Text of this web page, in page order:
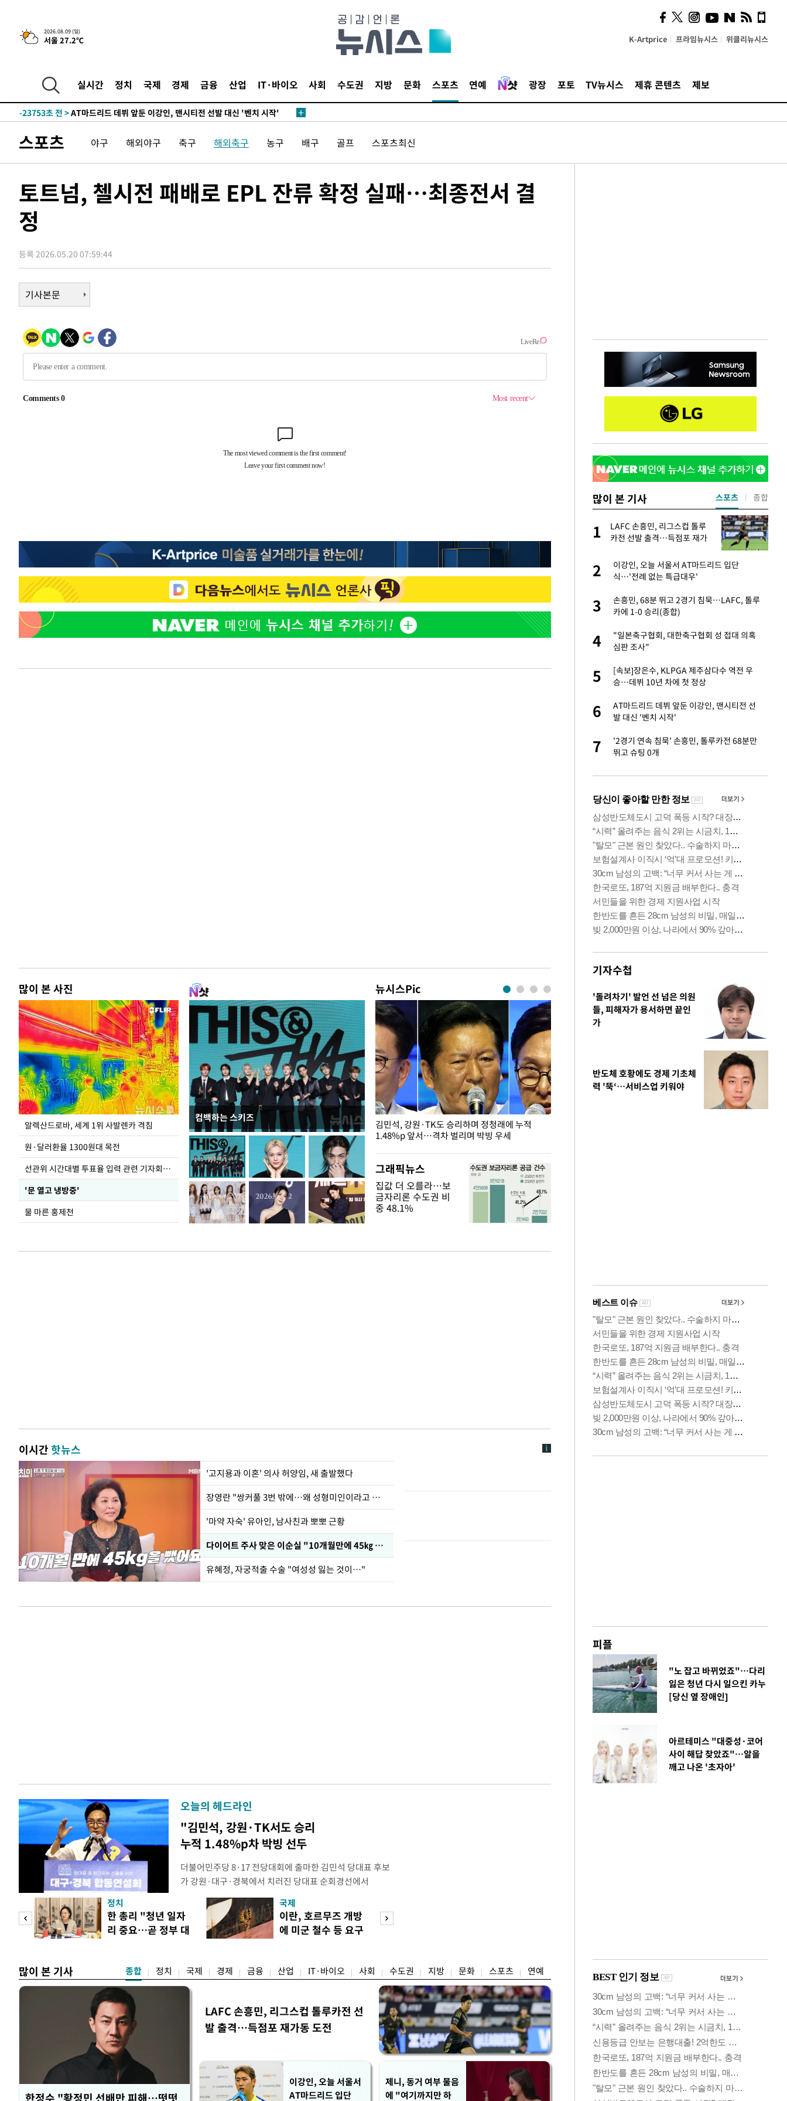
2026.08.09 (일)
서울 27.2℃ K-Artprice 프라임뉴시스 위클리뉴시스
실시간 정치 국제 경제 금융 산업 IT·바이오 사회 수도권 지방 문화 스포츠 연예 광장 포토 TV뉴시스 제휴 콘텐츠 제보
4시간 전 >이군이 불법 군시설 건설한 레바논 남부에서 레바논군 3명 폭발로 부상
-30815초 전 > 네타냐후, 트럼프의 가자 평화 2차 15개조 평화안 '거부'
-26407초 전 >
태풍 돌핀, 중 저장성 타이저우시 해안에 상륙 (1보)
-23753초 전 >
-22383초 전 >[속보]與 강원·TK 당원투표 합산 김민석 48.54%로 승리…정청래
44.53%
-21557초 전 >
[속보]與전대 권리당원투표…강원·경북 김민석, 대구 정청래 승리
-21364초 전 >[속보]與 당대표 경선, 경북 권리당원 투표 김민석 47.37%·정청래
46.35%
-21063초 전 >[속보]與 당대표 경선, 강원 권리당원 투표 김민석 승리…50.30%
득표
-18981초 전 >
-11623초 전 >
-6915초 전 >손흥민, 68분 뛰고 2경기 침묵…LAFC, 톨루카에 1-0 승리(종합)
-4939초 전 >
이강인, 오늘 서울서 AT마드리드 입단식…'전례 없는 특급대우'
2시간 전 >'여긴 20도, 저긴 50도'…열화상 카메라로 본 폭염 저감시설 '온도차'
2시간 전 > 콜롬비아 신임 우파 대통령 취임 하루만에 차량폭탄 폭발 사건
4시간 전 >튀르키예 외무장관, "메카 3국 방위협정은 이란이 목표 아냐 " 밝혀
AT마드리드 데뷔 앞둔 이강인, 맨시티전 선발 대신 '벤치 시작'
[속보]與 강원·TK 당원투표 합산 김민석 48.54%로 승리…정청래
與 강원·TK 당원투표 합산 김민석 46.01%로 승리…정청래
-18981초 전 >"일본축구협회, 대한축구협회 성 접대 의혹 심판 조사"
-11623초 전 >
[속보]장은수, KLPGA 제주삼다수 역전 우승…데뷔 10년 차에 첫
정상
-6915초 전 >손흥민, 68분 뛰고 2경기 침묵…LAFC, 톨루카에 1-0 승리(종합)
-6187초 전 >'2경기 연속 침묵' 손흥민, 톨루카전 68분만 뛰고 슈팅 0개
-4939초 전 >
이강인, 오늘 서울서 AT마드리드 입단식…'전례 없는 특급대우'
2시간 전 >'여긴 20도, 저긴 50도'…열화상 카메라로 본 폭염 저감시설 '온도차'
4시간 전 >튀르키예 외무장관, "메카 3국 방위협정은 이란이 목표 아냐 " 밝혀
스포츠 야구 해외야구 축구 해외축구 농구 배구 골프 스포츠최신
토트넘, 첼시전 패배로 EPL 잔류 확정 실패…최종전서 결
정
등록 2026.05.20 07:59:44
기사본문
많이 본 사진
알렉산드로바, 세계 1위 사발렌카 격침
원·달러환율 1300원대 목전
선관위 시간대별 투표율 입력 관련 기자회견하는 주진우 의원
'문 열고 냉방중'
물 마른 홍제천
컴백하는 스키즈
뉴시스Pic
극한 폭염에 바닥 드러난 홍제천…물고기 떼죽음
도
김민석, 강원·TK도 승리하며 정청래에 누적
1.48%p 앞서…격차 벌리며 박빙 우세
그래픽뉴스
집값 더 오를라…보
금자리론 수도권 비
중 48.1%
이시간핫뉴스
'고지용과 이혼' 의사 허양임, 새 출발했다
장영란 "쌍커풀 3번 밖에…왜 성형미인이라고 하냐"
'마약 자숙' 유아인, 남사친과 뽀뽀 근황
다이어트 주사 맞은 이순실 "10개월만에 45㎏ 감량"
유혜정, 자궁적출 수술 "여성성 잃는 것이…"
오늘의 헤드라인
"김민석, 강원·TK서도 승리
누적 1.48%p차 박빙 선두
더불어민주당 8·17 전당대회에 출마한 김민석 당대표 후보
가 강원·대구·경북에서 치러진 당대표 순회경선에서
48.54%(1만8977표)를 얻어 상대 경쟁주자인 정청래 후보
를 1622표(4.14%p) 차로 제치고 1위를 차지했다. 전날 제주
·인천 권리당원 투표에서도 김 후보가 앞섰다. 이에 따라 누
적 합산(가중치 미반영)에서도 김 후보(46.01%)가
피
정치
한 총리 "청년 일자
리 중요…곧 정부 대
국제
이란, 호르무즈 개방
에 미군 철수 등 요구
많이 본 기사 종합 정치 국제 경제 금융 산업 IT·바이오 사회 수도권 지방 문화 스포츠 연예
한정수 "황정민 선배만 피해…떳떳
LAFC 손흥민, 리그스컵 톨루카전 선
발 출격…득점포 재가동 도전
이강인, 오늘 서울서
AT마드리드 입단
제니, 동거 여부 물음
에 "여기까지만 하
많이 본 기사
2
LAFC 손흥민, 리그스컵 톨루카전 선발 출
격…득점포 재가동 도전
3
이강인, 오늘 서울서 AT마드리드 입단
식…'전례 없는 특급대우'
4
제니, 동거 여부 물음에 "여기까지만 하자"
5
'여긴 20도, 저긴 50도'…열화상 카메라로 본
1
LAFC 손흥민, 리그스컵 톨루
카전 선발 출격…득점포 재가
2
이강인, 오늘 서울서 AT마드리드 입단
식…'전례 없는 특급대우'
3
손흥민, 68분 뛰고 2경기 침묵…LAFC, 톨루
카에 1-0 승리(종합)
4
"일본축구협회, 대한축구협회 성 접대 의혹
심판 조사"
5
[속보]장은수, KLPGA 제주삼다수 역전 우
승…데뷔 10년 차에 첫 정상
6
AT마드리드 데뷔 앞둔 이강인, 맨시티전 선
발 대신 '벤치 시작'
7
'2경기 연속 침묵' 손흥민, 톨루카전 68분만
뛰고 슈팅 0개
스포츠 종합
기자수첩
'돌려차기' 발언 선 넘은 의원
들, 피해자가 용서하면 끝인
가
반도체 호황에도 경제 기초체
력 '뚝‘…서비스업 키워야
피플
"노 잡고 바뀌었죠"…다리
잃은 청년 다시 일으킨 카누
[당신 옆 장애인]
아르테미스 "대중성·코어
사이 해답 찾았죠"…알을
깨고 나온 '초자아'